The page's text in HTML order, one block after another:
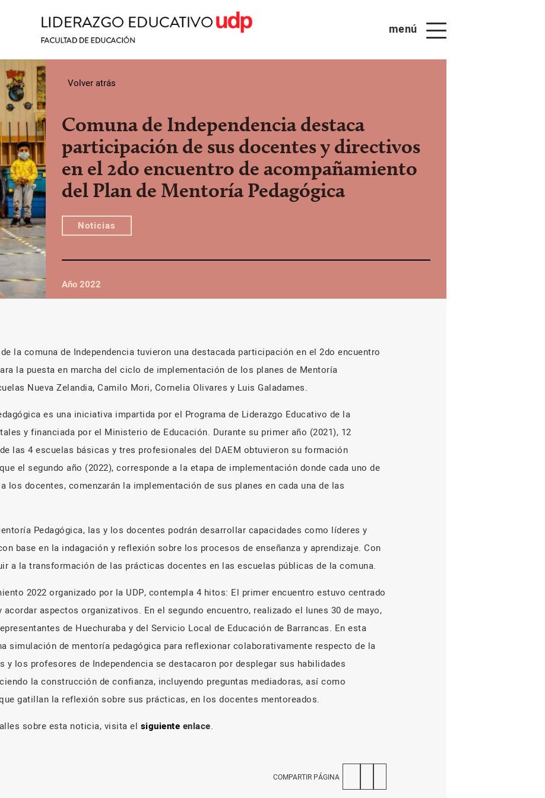
menú
Volver atrás
Comuna de Independencia destaca
participación de sus docentes y directivos
en el 2do encuentro de acompañamiento
del Plan de Mentoría Pedagógica
Noticias
Año 2022
la comuna de Independencia tuvieron una destacada participación en el 2do encuentro
la puesta en marcha del ciclo de implementación de los planes de Mentoría
Nueva Zelandia, Camilo Mori, Cornelia Olivares y Luis Galadames.
es una iniciativa impartida por el Programa de Liderazgo Educativo de la
y financiada por el Ministerio de Educación. Durante su primer año (2021), 12
las 4 escuelas básicas y tres profesionales del DAEM obtuvieron su formación
el segundo año (2022), corresponde a la etapa de implementación donde cada uno de
los docentes, comenzarán la implementación de sus planes en cada una de las
Pedagógica, las y los docentes podrán desarrollar capacidades como líderes y
base en la indagación y reflexión sobre los procesos de enseñanza y aprendizaje. Con
a la transformación de las prácticas docentes en las escuelas públicas de la comuna.
2022 organizado por la UDP, contempla 4 hitos: El primer encuentro estuvo centrado
aspectos organizativos. En el segundo encuentro, realizado el lunes 30 de mayo,
de Huechuraba y del Servicio Local de Educación de Barrancas. En esta
simulación de mentoría pedagógica para reflexionar colaborativamente respecto de la
y los profesores de Independencia se destacaron por desplegar sus habilidades
la construcción de confianza, incluyendo preguntas mediadoras, así como
gatillan la reflexión sobre sus prácticas, en los docentes mentoreados.
sobre esta noticia, visita el siguiente enlace.
COMPARTIR PÁGINA